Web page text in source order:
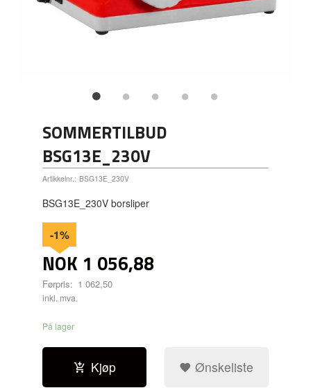
SOMMERTILBUD
BSG13E_230V
Artikkelnr.: BSG13E_230V
BSG13E_230V borsliper
NOK 1 056,88
Førpris: 1 062,50
Rabatt
-1%
inkl. mva.
På lager
Kjøp Ønskeliste